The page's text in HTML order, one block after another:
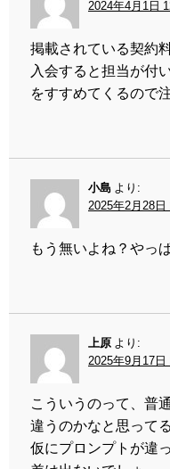
2024年4月1日
掲載されている契約
入会すると担当が付
をすすめてくるので
小島 より:
2025年2月28日
もう無いよね？やっ
上原 より:
2025年9月17日
こういうのって、普
違うのかなと思ってる
仮にプロンプトが違